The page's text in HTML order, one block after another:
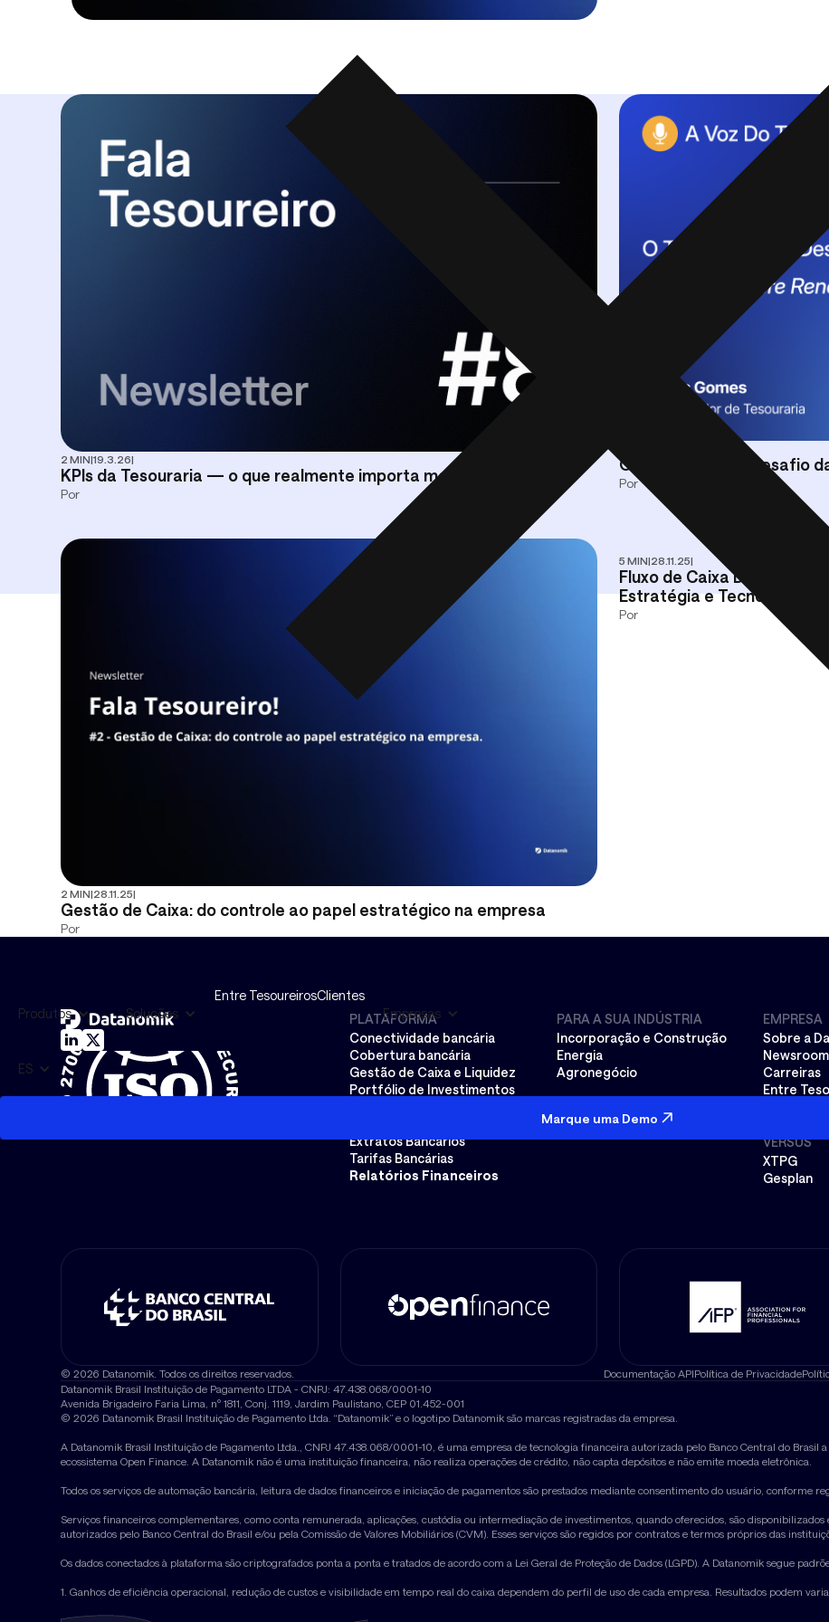
Produtos Soluções
Entre TesoureirosClientes
Empresas
ES
Marque uma Demo
2 MIN|19.3.26|
KPIs da Tesouraria — o que realmente importa medir
Por
O Tesoureiro e o Desafio
Por
2 MIN|28.11.25|
Gestão de Caixa: do controle ao papel estratégico na empresa
Por
5 MIN|28.11.25|
Fluxo de Caixa Direto:
Estratégia e Tecnologia
Por
PLATAFORMA
Conectividade bancária
Cobertura bancária
Gestão de Caixa e Liquidez
Portfólio de Investimentos
Extratos Bancários
Tarifas Bancárias
Relatórios Financeiros
PARA A SUA INDÚSTRIA
Incorporação e Construção
Energia
Agronegócio
EMPRESA
Sobre a
Newsroom
Carreiras
Entre
VERSUS
XTPG
Gesplan
© 2026 Datanomik. Todos os direitos reservados. Documentação APIPolítica de Privacidade
Datanomik Brasil Instituição de Pagamento LTDA - CNPJ: 47.438.068/0001-10
Avenida Brigadeiro Faria Lima, nº 1811, Conj. 1119, Jardim Paulistano, CEP 01.452-001
© 2026 Datanomik Brasil Instituição de Pagamento Ltda. “Datanomik” e o logotipo Datanomik são marcas registradas da empresa.
A Datanomik Brasil Instituição de Pagamento Ltda., CNPJ 47.438.068/0001-10, é uma empresa de tecnologia financeira autorizada pelo Banco Central do Brasil
ecossistema Open Finance. A Datanomik não é uma instituição financeira, não realiza operações de crédito, não capta depósitos e não emite moeda eletrônica.
Todos os serviços de automação bancária, leitura de dados financeiros e iniciação de pagamentos são prestados mediante consentimento do usuário, conforme
Serviços financeiros complementares, como conta remunerada, aplicações, custódia ou intermediação de investimentos, quando oferecidos, são
autorizados pelo Banco Central do Brasil e/ou pela Comissão de Valores Mobiliários (CVM). Esses serviços são regidos por contratos e termos próprios das
Os dados conectados à plataforma são criptografados ponta a ponta e tratados de acordo com a Lei Geral de Proteção de Dados (LGPD). A Datanomik segue
1. Ganhos de eficiência operacional, redução de custos e visibilidade em tempo real do caixa dependem do perfil de uso de cada empresa. Resultados podem